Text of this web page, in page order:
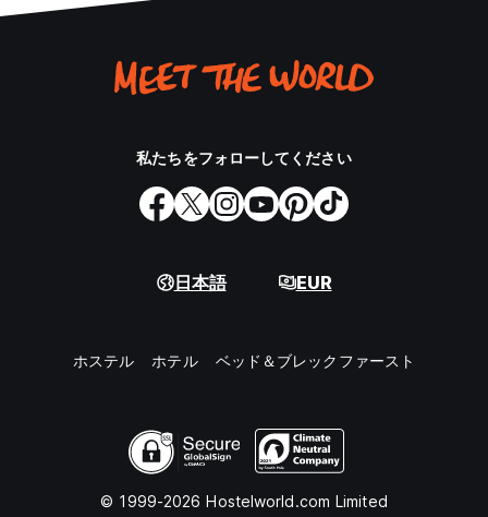
私たちをフォローしてください
日本語 EUR
ホステル ホテル ベッド＆ブレックファースト
© 1999-2026 Hostelworld.com Limited